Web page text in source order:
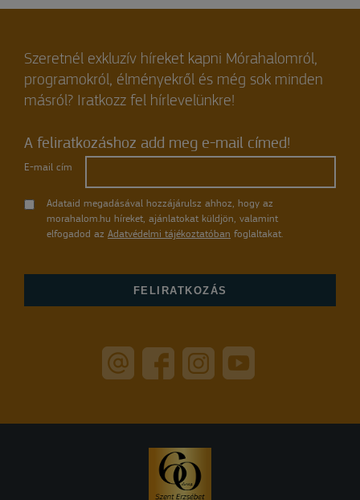
Szeretnél exkluzív híreket kapni Mórahalomról,
programokról, élményekről és még sok minden
másról? Iratkozz fel hírlevelünkre!
A feliratkozáshoz add meg e-mail címed!
E-mail cím
Adataid megadásával hozzájárulsz ahhoz, hogy az
morahalom.hu híreket, ajánlatokat küldjön, valamint
elfogadod az Adatvédelmi tájékoztatóban foglaltakat.